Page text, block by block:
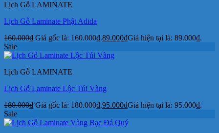
Lịch Gỗ LAMINATE
Lịch Gỗ Laminate Phật Adida
160.000₫ Giá gốc là: 160.000₫.89.000₫Giá hiện tại là: 89.000₫.
Sale
Lịch Gỗ LAMINATE
Lịch Gỗ Laminate Lộc Túi Vàng
180.000₫ Giá gốc là: 180.000₫.95.000₫Giá hiện tại là: 95.000₫.
Sale